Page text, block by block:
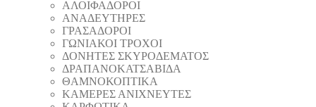
ΑΛΟΙΦΑΔOΡΟI
ΑΝΑΔΕΥΤΗΡΕΣ
ΓΡΑΣΑΔΟΡΟΙ
ΓΩΝΙΑΚΟΙ ΤΡΟΧΟΙ
ΔΟΝΗΤΕΣ ΣΚΥΡΟΔΕΜΑΤΟΣ
ΔΡΑΠΑΝΟΚΑΤΣΑΒΙΔΑ
ΘAΜΝΟΚΟΠΤΙΚΑ
ΚΑΜΕΡΕΣ ΑΝΙΧΝΕΥΤΕΣ